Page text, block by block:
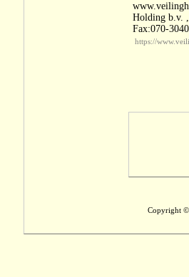
Holding b.v.
Fax:070-
https://
Copyright